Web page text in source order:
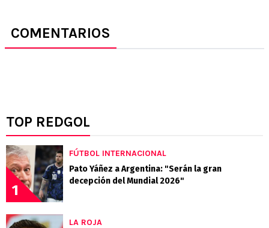
COMENTARIOS
TOP REDGOL
1
FÚTBOL INTERNACIONAL
Pato Yáñez a Argentina: "Serán la gran
decepción del Mundial 2026"
LA ROJA